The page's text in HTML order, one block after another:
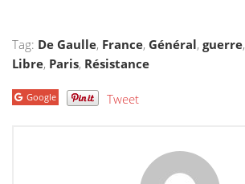
Tag: De Gaulle, France, Général, guerre,
Libre, Paris, Résistance
Google Tweet